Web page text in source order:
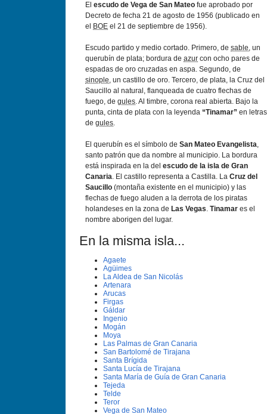
El escudo de Vega de San Mateo fue aprobado por
Decreto de fecha 21 de agosto de 1956 (publicado en
el
BOE el 21 de septiembre de 1956).
Escudo partido y medio cortado. Primero, de sable, un
querubín de plata; bordura de azur con ocho pares de
espadas de oro cruzadas en aspa. Segundo, de
sinople, un castillo de oro. Tercero, de plata, la Cruz del
Saucillo al natural, flanqueada de cuatro flechas de
fuego, de gules. Al timbre, corona real abierta. Bajo la
punta, cinta de plata con la leyenda “Tinamar” en letras
de gules.
El querubín es el símbolo de San Mateo Evangelista,
santo patrón que da nombre al municipio. La bordura
está inspirada en la del escudo de la isla de Gran
Canaria. El castillo representa a Castilla. La Cruz del
Saucillo (montaña existente en el municipio) y las
flechas de fuego aluden a la derrota de los piratas
holandeses en la zona de Las Vegas. Tinamar es el
nombre aborigen del lugar.
En la misma isla...
Agaete
Agüimes
La Aldea de San Nicolás
Artenara
Arucas
Firgas
Gáldar
Ingenio
Mogán
Moya
Las Palmas de Gran Canaria
San Bartolomé de Tirajana
Santa Brí­gida
Santa Lucí­a de Tirajana
Santa Marí­a de Guí­a de Gran Canaria
Tejeda
Telde
Teror
Vega de San Mateo